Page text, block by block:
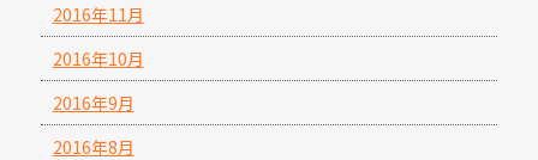
2016年11月
2016年10月
2016年9月
2016年8月